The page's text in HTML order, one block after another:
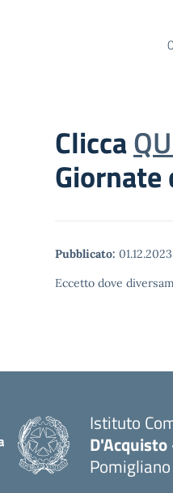
Clicca
Pubblicato: 01.12.2023
Eccetto dove
Istituto
D'Acquisto